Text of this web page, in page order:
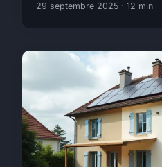
29 septembre 2025 · 12 min